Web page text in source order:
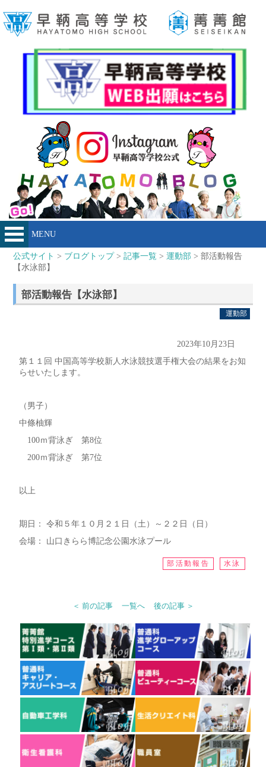
MENU
公式サイト > ブログトップ>記事一覧 >運動部 > 部活動報告
【水泳部】
部活動報告【水泳部】
運動部
2023年10月23日
第１１回 中国高等学校新人水泳競技選手権大会の結果をお知
らせいたします。
（男子）
中條柚輝
100ｍ背泳ぎ 第8位
200ｍ背泳ぎ 第7位
以上
期日： 令和５年１０月２１日（土）～２２日（日）
会場： 山口きらら博記念公園水泳プール
部活動報告 水泳
＜ 前の記事 一覧へ 後の記事 ＞